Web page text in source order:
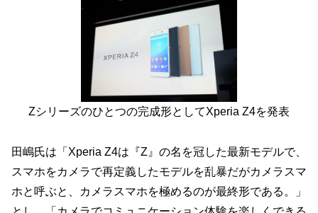
Zシリーズのひとつの完成形としてXperia Z4を発表
田嶋氏は「Xperia Z4は『Z』の名を冠した最新モデルで、
スマホをカメラで再定義したモデルを乱暴だがカメラスマ
ホと呼ぶと、カメラスマホを極めるのが最終形である。」